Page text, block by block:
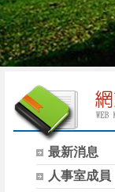
最新消息
人事室成員